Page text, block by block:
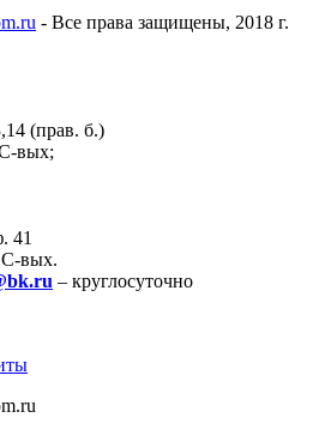
- Все права защищены, 2018 г.
(прав. б.)
вых;
41
вых.
– круглосуточно